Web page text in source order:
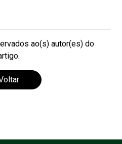
ao(s) autor(es) do